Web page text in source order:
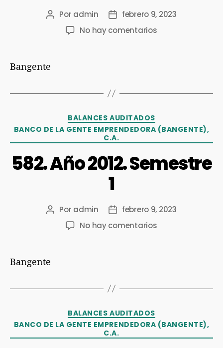
Por admin
febrero 9, 2023
No hay comentarios
Bangente
BALANCES AUDITADOS
BANCO DE LA GENTE EMPRENDEDORA (BANGENTE),
C.A.
582. Año 2012. Semestre
1
Por admin
febrero 9, 2023
No hay comentarios
Bangente
BALANCES AUDITADOS
BANCO DE LA GENTE EMPRENDEDORA (BANGENTE),
C.A.